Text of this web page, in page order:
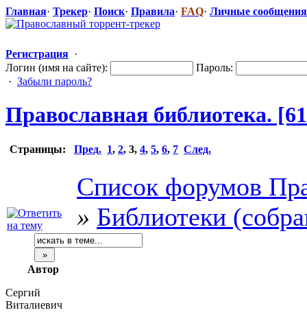
Главная· Трекер· Поиск· Правила· FAQ· Личные сообщения
Регистрация ·
Логин (имя на сайте):
Пароль:
· Забыли пароль?
Православная библиотека.
Страницы: Пред. 1, 2, 3, 4, 5, 6, 7 След.
Список форумов
» Библиотеки
Автор
Сергий
Виталиевич